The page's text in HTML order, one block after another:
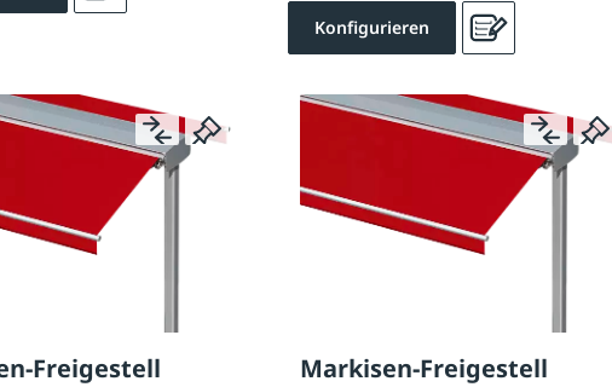
Konfigurieren
Freigestell
Markisen-Freigestell